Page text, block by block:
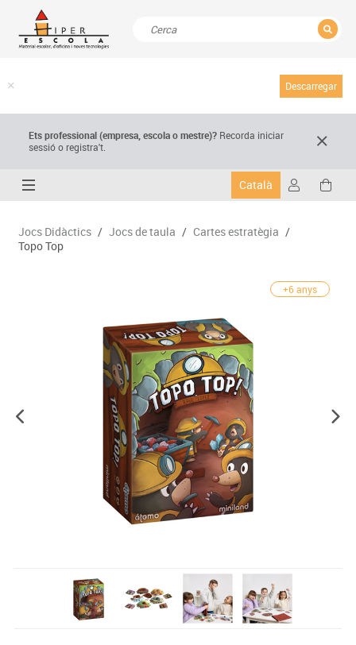
Descarregar
Ets professional (empresa,escola o mestre)? Recorda iniciar
sessió o registra't.
Català
Jocs Didàctics / Jocs de taula / Cartes estratègia /
Topo Top
+6 anys